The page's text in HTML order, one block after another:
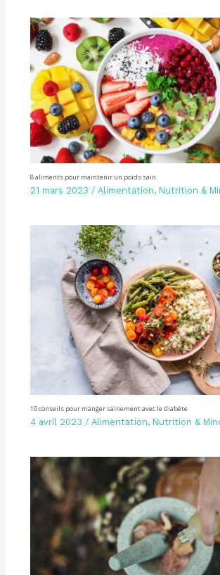
8 aliments pour maintenir un poids sain
21 mars 2023 / Alimentation, Nutrition &
10 conseils pour manger sainement avec le diabète
4 avril 2023 / Alimentation, Nutrition &